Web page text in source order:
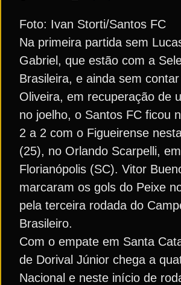
Foto: Ivan Storti/Santos FC
Na primeira partida sem
Gabriel, que estão com a
Brasileira, e ainda sem
Oliveira, em recuperação de
no joelho, o Santos FC ficou
2 a 2 com o Figueirense
(25), no Orlando Scarpelli, em
Florianópolis (SC). Vitor
marcaram os gols do Peixe
pela terceira rodada do
Brasileiro.
Com o empate em Santa
de Dorival Júnior chega a
Nacional e neste início de